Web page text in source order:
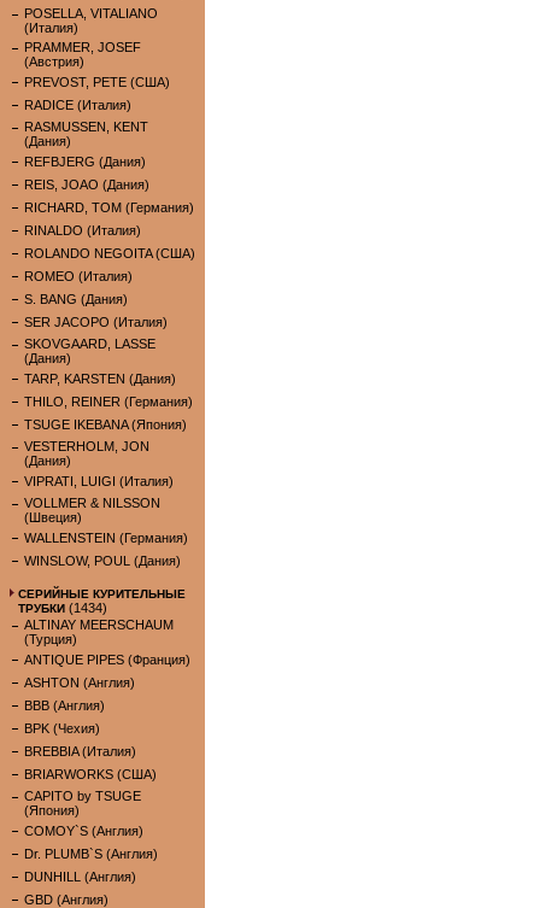
POSELLA, VITALIANO
(Италия)
PRAMMER, JOSEF
(Австрия)
PREVOST, PETE (США)
RADICE (Италия)
RASMUSSEN, KENT
(Дания)
REFBJERG (Дания)
REIS, JOAO (Дания)
RICHARD, TOM (Германия)
RINALDO (Италия)
ROLANDO NEGOITA (США)
ROMEO (Италия)
S. BANG (Дания)
SER JACOPO (Италия)
SKOVGAARD, LASSE
(Дания)
TARP, KARSTEN (Дания)
THILO, REINER (Германия)
TSUGE IKEBANA (Япония)
VESTERHOLM, JON
(Дания)
VIPRATI, LUIGI (Италия)
VOLLMER & NILSSON
(Швеция)
WALLENSTEIN (Германия)
WINSLOW, POUL (Дания)
СЕРИЙНЫЕ КУРИТЕЛЬНЫЕ
ТРУБКИ (1434)
ALTINAY MEERSCHAUM
(Турция)
ANTIQUE PIPES (Франция)
ASHTON (Англия)
BBB (Англия)
BPK (Чехия)
BREBBIA (Италия)
BRIARWORKS (США)
CAPITO by TSUGE
(Япония)
COMOY`S (Англия)
Dr. PLUMB`S (Англия)
DUNHILL (Англия)
GBD (Англия)